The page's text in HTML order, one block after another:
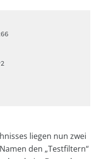
liegen nun zwei
den „Testfiltern“